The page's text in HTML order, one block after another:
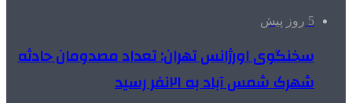
5 روز پیش
سخنگوی اورژانس تهران: تعداد مصدومان حادثه
شهرک شمس آباد به ۲۱نفر رسید